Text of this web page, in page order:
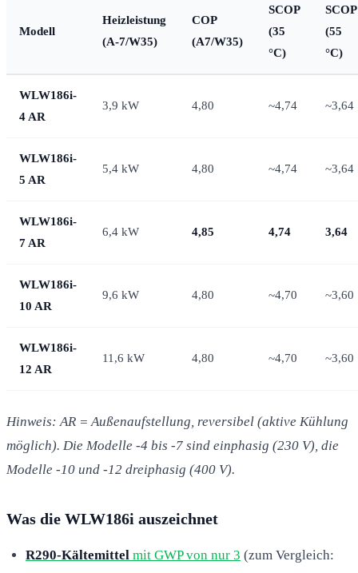
Modell
Heizleistung
(A-7/W35)
COP
(A7/W35)
SCOP
(35
°C)
SCOP
(55
°C)
WLW186i-
4 AR
3,9 kW 4,80 ~4,74 ~3,64
WLW186i-
5 AR
5,4 kW 4,80 ~4,74 ~3,64
WLW186i-
7 AR
6,4 kW 4,85 4,74 3,64
WLW186i-
10 AR
9,6 kW 4,80 ~4,70 ~3,60
WLW186i-
12 AR
11,6 kW 4,80 ~4,70 ~3,60
Hinweis: AR = Außenaufstellung, reversibel (aktive Kühlung
möglich). Die Modelle -4 bis -7 sind einphasig (230 V), die
Modelle -10 und -12 dreiphasig (400 V).
Was die WLW186i auszeichnet
R290-Kältemittel mit GWP von nur 3 (zum Vergleich: